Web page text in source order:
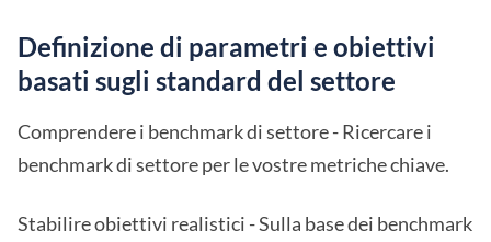
Definizione di parametri e obiettivi
basati sugli standard del settore
Comprendere i benchmark di settore - Ricercare i
benchmark di settore per le vostre metriche chiave.
Stabilire obiettivi realistici - Sulla base dei benchmark